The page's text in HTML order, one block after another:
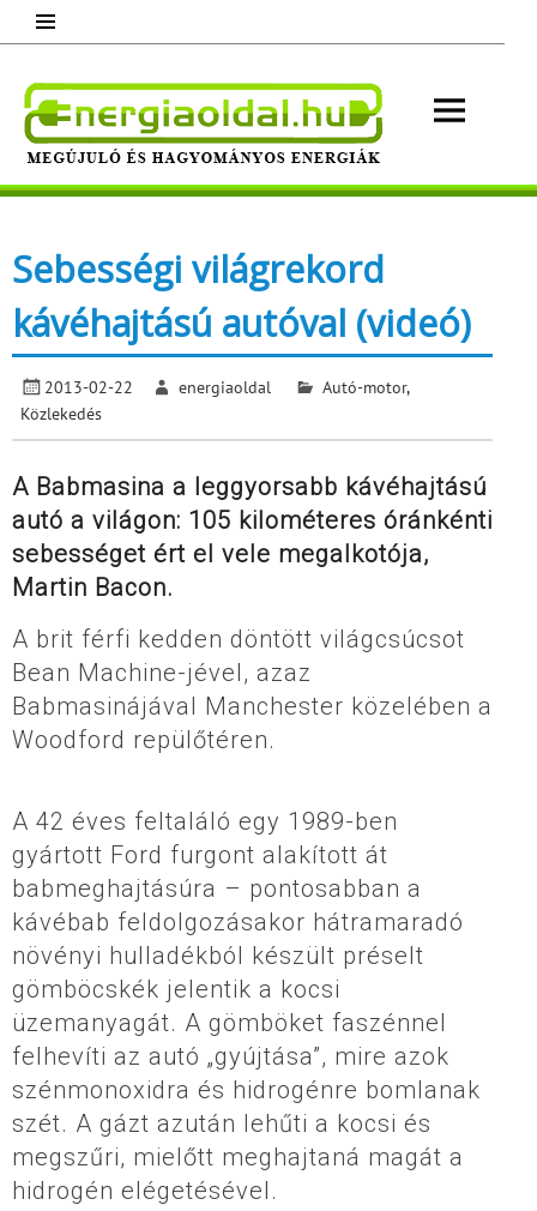
content
Megújuló és hagyományos energiák.
Sebességi világrekord
kávéhajtású autóval (videó)
2013-02-22 energiaoldal Autó-motor,
Közlekedés
A Babmasina a leggyorsabb kávéhajtású
autó a világon: 105 kilométeres óránkénti
sebességet ért el vele megalkotója,
Martin Bacon.
A brit férfi kedden döntött világcsúcsot
Bean Machine-jével, azaz
Babmasinájával Manchester közelében a
Woodford repülőtéren.
A 42 éves feltaláló egy 1989-ben
gyártott Ford furgont alakított át
babmeghajtásúra – pontosabban a
kávébab feldolgozásakor hátramaradó
növényi hulladékból készült préselt
gömböcskék jelentik a kocsi
üzemanyagát. A gömböket faszénnel
felhevíti az autó „gyújtása”, mire azok
szénmonoxidra és hidrogénre bomlanak
szét. A gázt azután lehűti a kocsi és
megszűri, mielőtt meghajtaná magát a
hidrogén elégetésével.